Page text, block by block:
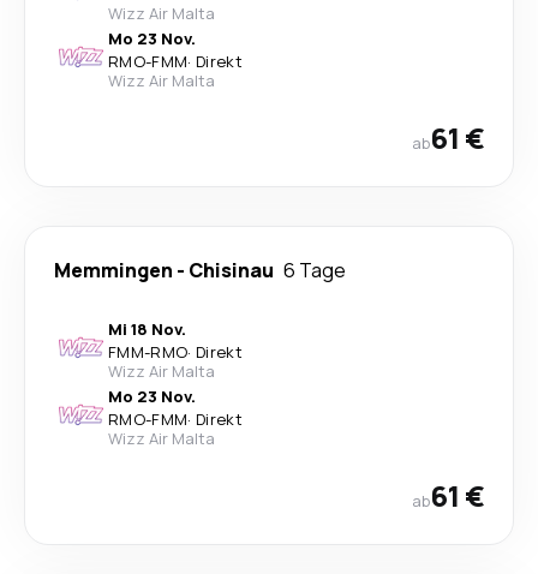
Wizz Air Malta
Mo 23 Nov.
RMO-FMM· Direkt
Wizz Air Malta
ab61 €
Memmingen - Chisinau 6 Tage
Mi 18 Nov.
FMM-RMO· Direkt
Wizz Air Malta
Mo 23 Nov.
RMO-FMM· Direkt
Wizz Air Malta
ab61 €